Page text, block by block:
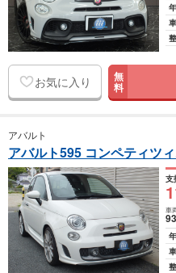
お気に入り 無
料
アバルト
アバルト595 コンペティツ
支
車
93